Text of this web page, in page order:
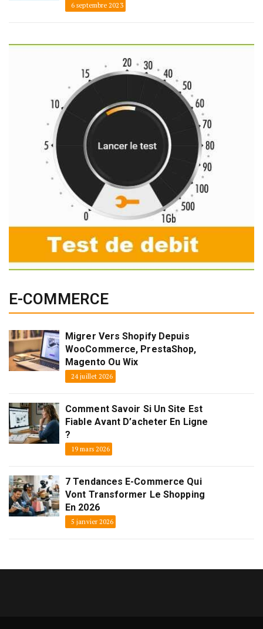
6 septembre 2023
E-COMMERCE
Migrer Vers Shopify Depuis
WooCommerce, PrestaShop,
Magento Ou Wix
24 juillet 2026
Comment Savoir Si Un Site Est
Fiable Avant D’acheter En Ligne
?
19 mars 2026
7 Tendances E-Commerce Qui
Vont Transformer Le Shopping
En 2026
5 janvier 2026